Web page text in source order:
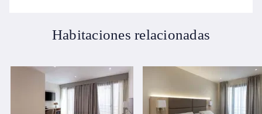
Habitaciones relacionadas